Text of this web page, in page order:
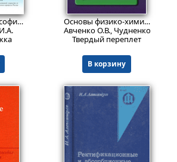
Системная философия космологии России: XXI век
693
Основы физико-химического моделирования минеральных систем
Авченко О.В., Чудненко К.В.,
Твердый переплет
В корзину